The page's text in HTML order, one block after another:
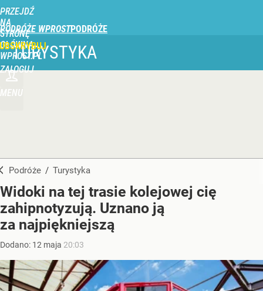
PRZEJDŹ
NA
STRONĘ
GŁÓWNĄ
WPROST.PL
PODRÓŻE WPROST
ZALOGUJ
MENU
TURYSTYKA
Podróże / Turystyka
Widoki na tej trasie kolejowej cię
zahipnotyzują. Uznano ją
za najpiękniejszą
Dodano: 12 maja 20:03